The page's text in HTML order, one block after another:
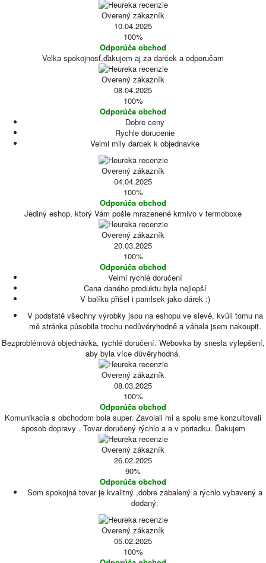
Overený zákazník
10.04.2025
100%
Odporúča obchod
Velka spokojnosť,ďakujem aj za darček a odporučam
Overený zákazník
08.04.2025
100%
Odporúča obchod
Dobre ceny
Rychle dorucenie
Velmi mily darcek k objednavke
Overený zákazník
04.04.2025
100%
Odporúča obchod
Jediný eshop, ktorý Vám pošle mrazenené krmivo v termoboxe
Overený zákazník
20.03.2025
100%
Odporúča obchod
Velmi rychlé doručení
Cena daného produktu byla nejlepší
V balíku přišel i pamlsek jako dárek :)
V podstatě všechny výrobky jsou na eshopu ve slevě, kvůli tomu na
mě stránka působila trochu nedůvěryhodně a váhala jsem nakoupit.
Bezproblémová objednávka, rychlé doručení. Webovka by snesla vylepšení,
aby byla více důvěryhodná.
Overený zákazník
08.03.2025
100%
Odporúča obchod
Komunikacia s obchodom bola super. Zavolali mi a spolu sme konzultovali
sposob dopravy . Tovar doručený rýchlo a a v poriadku. Ďakujem
Overený zákazník
26.02.2025
90%
Odporúča obchod
Som spokojná tovar je kvalitný ,dobre zabalený a rýchlo vybavený a
dodaný.
Overený zákazník
05.02.2025
100%